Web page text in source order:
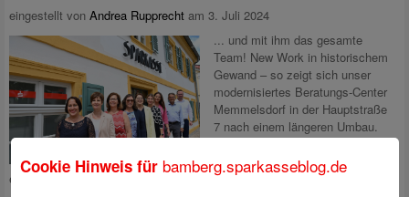
eingestellt von Andrea Rupprecht am 3. Juli 2024
... und mit ihm das gesamte
Team! New Work in historischem
Gewand – so zeigt sich unser
modernisiertes Beratungs-Center
Memmelsdorf in der Hauptstraße
7 nach einem längeren Umbau.
Neue Arbeitswelten, offene und
freundliche Beratungszimmer und
eine zentrale Kaffeebar schaffen eineMehr lesen
Cookie Hinweis für bamberg.sparkasseblog.de